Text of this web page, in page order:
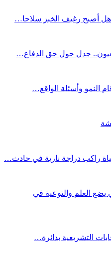
هل أصبح رغيف الخبز سلاحا…
النمو وأسئلة الواقع…
راكب دراجة نارية في حادث…
العلم والتوعية في
التشريعية بدائرة…